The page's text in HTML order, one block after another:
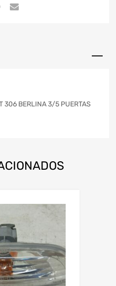
306 BERLINA 3/5 PUERTAS